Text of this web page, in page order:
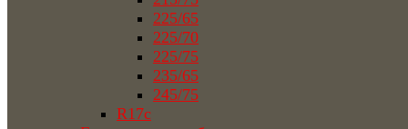
225/65
225/70
225/75
235/65
245/75
R17c